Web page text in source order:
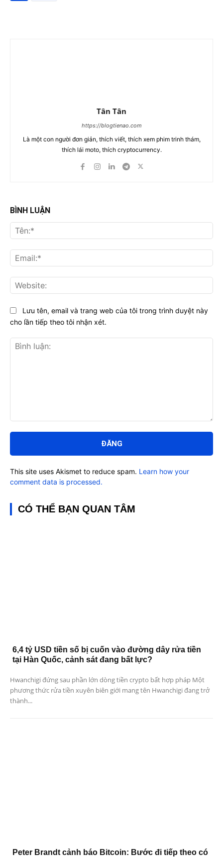
Tân Tân
https://blogtienao.com
Là một con người đơn giản, thích viết, thích xem phim trinh thám,
thích lái moto, thích cryptocurrency.
BÌNH LUẬN
luận:
Lưu tên, email và trang web của tôi trong trình duyệt này
cho lần tiếp theo tôi nhận xét.
This site uses Akismet to reduce spam. Learn how your
comment data is processed.
CÓ THỂ BẠN QUAN TÂM
6,4 tỷ USD tiền số bị cuốn vào đường dây rửa tiền
tại Hàn Quốc, cảnh sát đang bất lực?
Hwanchigi đứng sau phần lớn dòng tiền crypto bất hợp pháp Một
phương thức rửa tiền xuyên biên giới mang tên Hwanchigi đang trở
thành...
Peter Brandt cảnh báo Bitcoin: Bước đi tiếp theo có